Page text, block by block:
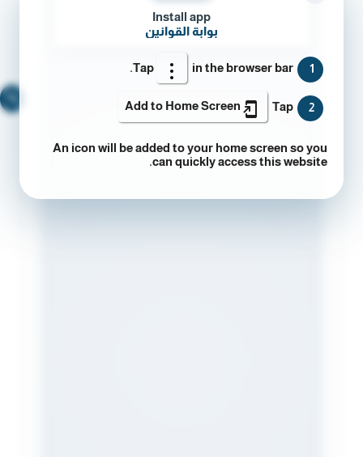
Install app
بوابة القوانين
1
Tap in the browser bar.
2
Tap
Add to Home Screen
An icon will be added to your home screen so you
can quickly access this website.